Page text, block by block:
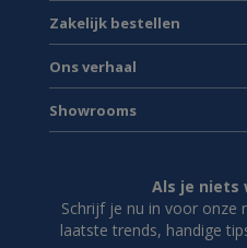
Zakelijk bestellen
Ons verhaal
Showrooms
Als je niets
Schrijf je nu in voor onze
laatste trends, handige